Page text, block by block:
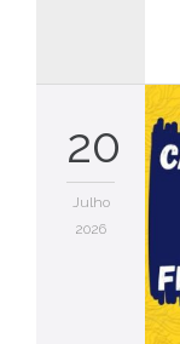
20
Julho
2026